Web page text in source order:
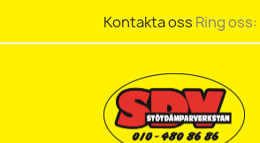
Kontakta oss Ring oss: